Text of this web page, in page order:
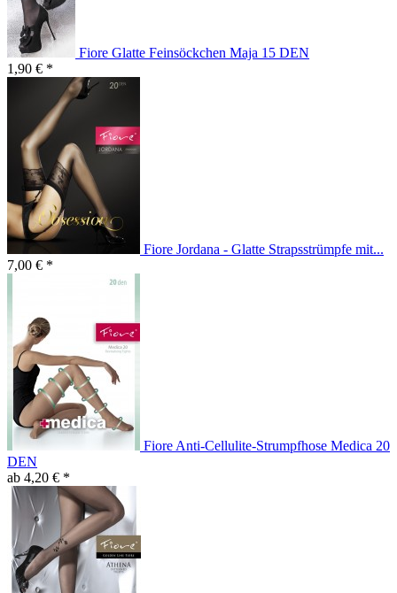
Fiore Glatte Feinsöckchen Maja 15 DEN
1,90 € *
Fiore Jordana - Glatte Strapsstrümpfe mit...
7,00 € *
Fiore Anti-Cellulite-Strumpfhose Medica 20
DEN
ab 4,20 € *